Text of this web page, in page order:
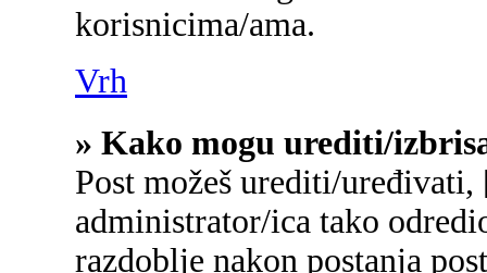
korisnicima/ama.
Vrh
» Kako mogu urediti/
Post možeš urediti/
administrator/ica tako
razdoblje nakon postanja